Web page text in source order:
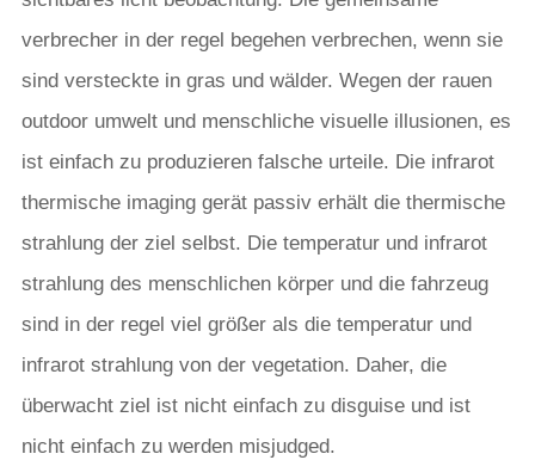
verbrecher in der regel begehen verbrechen, wenn sie
sind versteckte in gras und wälder. Wegen der rauen
outdoor umwelt und menschliche visuelle illusionen, es
ist einfach zu produzieren falsche urteile. Die infrarot
thermische imaging gerät passiv erhält die thermische
strahlung der ziel selbst. Die temperatur und infrarot
strahlung des menschlichen körper und die fahrzeug
sind in der regel viel größer als die temperatur und
infrarot strahlung von der vegetation. Daher, die
überwacht ziel ist nicht einfach zu disguise und ist
nicht einfach zu werden misjudged.